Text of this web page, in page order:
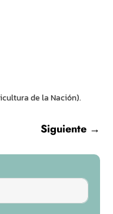
de la Nación).
Siguiente→